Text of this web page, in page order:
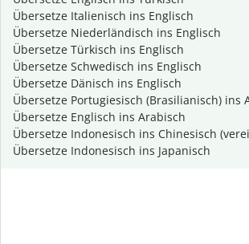
Übersetze Italienisch ins Englisch
Übersetze Niederländisch ins Englisch
Übersetze Türkisch ins Englisch
Übersetze Schwedisch ins Englisch
Übersetze Dänisch ins Englisch
Übersetze Portugiesisch (Brasilianisch) ins
Übersetze Englisch ins Arabisch
Übersetze Indonesisch ins Chinesisch
Übersetze Indonesisch ins Japanisch